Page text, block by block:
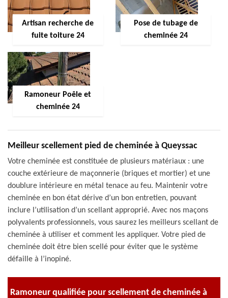
Artisan recherche de
fuite toiture 24
Pose de tubage de
cheminée 24
Ramoneur Poêle et
cheminée 24
Meilleur scellement pied de cheminée à Queyssac
Votre cheminée est constituée de plusieurs matériaux : une
couche extérieure de maçonnerie (briques et mortier) et une
doublure intérieure en métal tenace au feu. Maintenir votre
cheminée en bon état dérive d’un bon entretien, pouvant
inclure l’utilisation d’un scellant approprié. Avec nos maçons
polyvalents professionnels, vous saurez les meilleurs scellant de
cheminée à utiliser et comment les appliquer. Votre pied de
cheminée doit être bien scellé pour éviter que le système
défaille à l’inopiné.
Ramoneur qualifiée pour scellement de cheminée à